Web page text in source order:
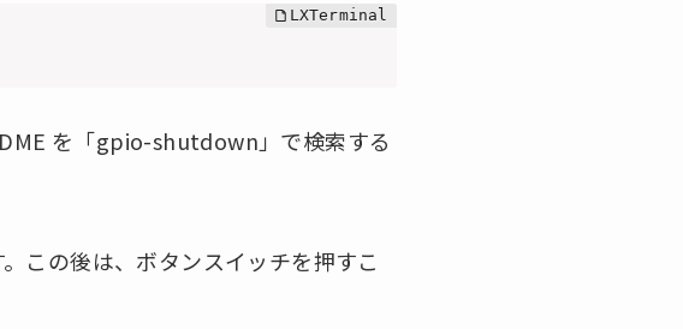
を「gpio-shutdown」で検索する
この後は、ボタンスイッチを押すこ